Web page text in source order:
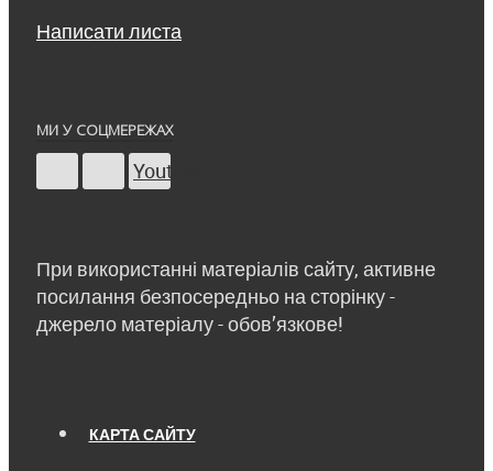
Написати листа
МИ У СОЦМЕРЕЖАХ
Youtube
При використанні матеріалів сайту, активне
посилання безпосередньо на сторінку -
джерело матеріалу - обов’язкове!
КАРТА САЙТУ